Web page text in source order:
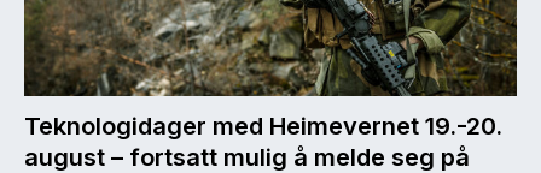
Teknologidager med Heimevernet 19.-20.
august – fortsatt mulig å melde seg på